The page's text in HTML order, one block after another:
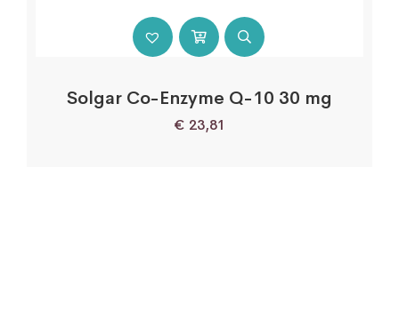
Solgar Co-Enzyme Q-10 30 mg
€ 23,81